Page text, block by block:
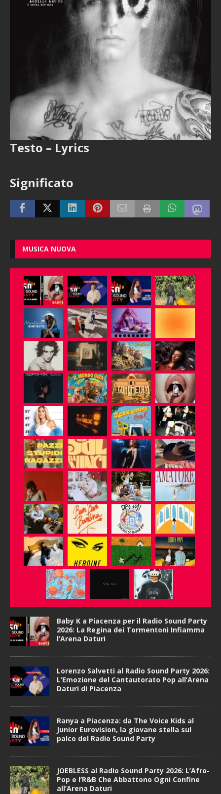
Testo – Lyrics
Significato
MUSICA NUOVA
Baby K a Piacenza per il Radio Sound Party
2026: La Regina dei Tormentoni Infiamma
l’Arena Daturi
Lorenzo Salvetti al Radio Sound Party 2026:
L’Emozione del Cantautorato Pop all’Arena
Daturi di Piacenza
Ranya a Piacenza: da The Voice Kids al
Junior Eurovision, la giovane stella sul
palco del Radio Sound Party
JOEBLESS al Radio Sound Party 2026: L’Afro-
Pop e l’R&B Che Abbattono Ogni Confine
all’Arena Daturi